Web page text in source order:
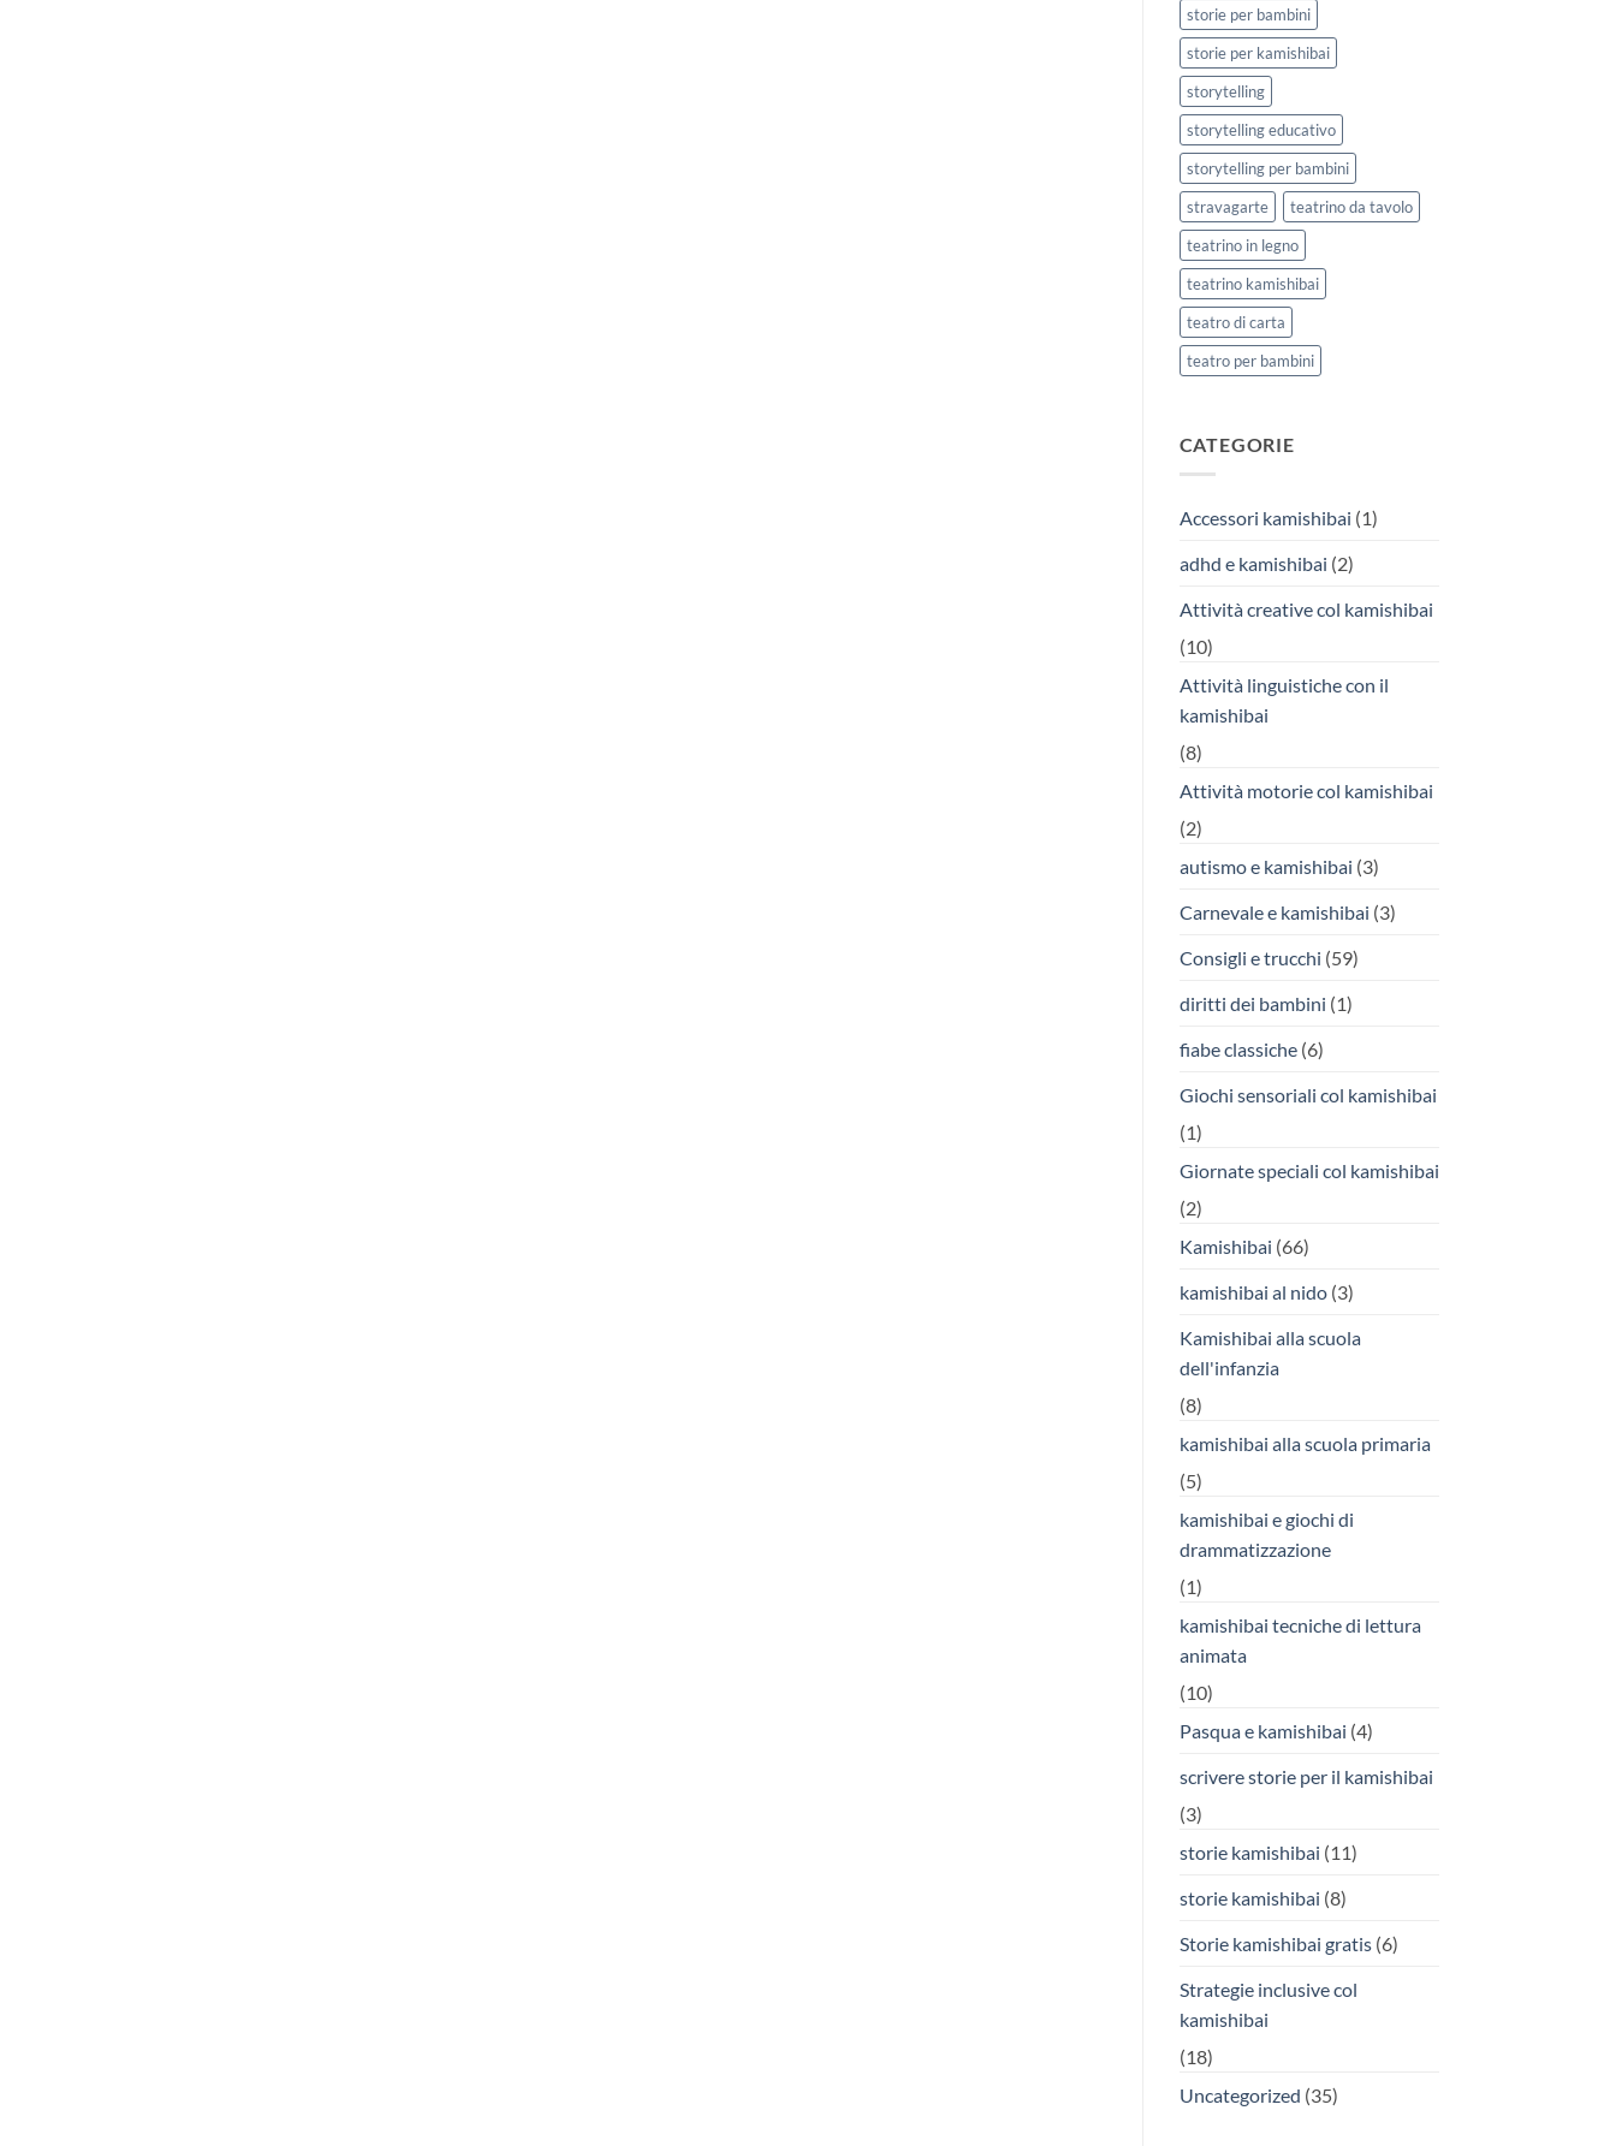
storie per bambini
storie per kamishibai
storytelling
storytelling educativo
storytelling per bambini
stravagarte
teatrino da tavolo
teatrino in legno
teatrino kamishibai
teatro di carta
teatro per bambini
CATEGORIE
Accessori kamishibai (1)
adhd e kamishibai (2)
Attività creative col kamishibai
(10)
Attività linguistiche con il
kamishibai
(8)
Attività motorie col kamishibai
(2)
autismo e kamishibai (3)
Carnevale e kamishibai (3)
Consigli e trucchi (59)
diritti dei bambini (1)
fiabe classiche(6)
Giochi sensoriali col kamishibai
(1)
Giornate speciali col kamishibai
(2)
Kamishibai (66)
kamishibai al nido(3)
Kamishibai alla scuola
dell'infanzia
(8)
kamishibai alla scuola primaria
(5)
kamishibai e giochi di
drammatizzazione
(1)
kamishibai tecniche di lettura
animata
(10)
Pasqua e kamishibai (4)
scrivere storie per il kamishibai
(3)
storie kamishibai (11)
storie kamishibai (8)
Storie kamishibai gratis(6)
Strategie inclusive col
kamishibai
(18)
Uncategorized (35)